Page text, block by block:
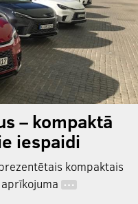
– kompaktā
iespaidi
kompaktais
…